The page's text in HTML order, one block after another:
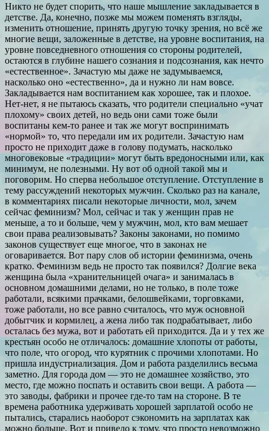
Никто не будет спорить, что наше мышление закладывается в
детстве. Да, конечно, позже мы можем поменять взгляды,
изменить отношение, принять другую точку зрения, но всё же
многие вещи, заложенные в детстве, на уровне воспитания, на
уровне повседневного отношения со стороны родителей,
остаются в глубине нашего сознания и подсознания, как нечто
«естественное». Зачастую мы даже не задумываемся,
насколько оно «естественно», да и нужно ли нам вовсе.
Закладывается нам воспитанием как хорошее, так и плохое.
Нет-нет, я не пытаюсь сказать, что родители специально «учат
плохому» своих детей, но ведь они сами тоже были
воспитаны кем-то ранее и так же могут воспринимать
«нормой» то, что передали им их родители. Зачастую нам
просто не приходит даже в голову подумать, насколько
многовековые «традиции» могут быть вредоносными или, как
минимум, не полезными. Ну вот об одной такой мы и
поговорим. Но сперва небольшое отступление. Отступление в
тему рассуждений некоторых мужчин. Сколько раз на канале,
в комментариях писали некоторые личности, мол, зачем
сейчас феминизм? Мол, сейчас и так у женщин прав не
меньше, а то и больше, чем у мужчин, мол, кто вам мешает
свои права реализовывать? Законы законами, но помимо
законов существует еще многое, что в законах не
оговаривается. Вот пару слов об истории феминизма, очень
кратко. Феминизм ведь не просто так появился? Долгие века
женщина была «хранительницей очага» и занималась в
основном домашними делами, но не только, в поле тоже
работали, всякими прачками, белошвейками, торговками,
тоже работали, но все равно считалось, что муж основной
добытчик и кормилец, а жена либо так подрабатывает, либо
осталась без мужа, вот и работать ей приходится. Да и у тех же
крестьян особо не отличалось: домашние хлопоты от работы,
что поле, что огород, что курятник с прочими хлопотами. Но
пришла индустриализация. Дом и работа разделились весьма
заметно. Для города дом — это не домашнее хозяйство, это
место, где можно поспать и оставить свои вещи. А работа —
это заводы, фабрики и прочее где-то там на стороне. В те
времена работника удерживать хорошей зарплатой особо не
пытались, старались наоборот сэкономить на зарплатах как
можно больше. Вот и привело к тому, что просто невозможно